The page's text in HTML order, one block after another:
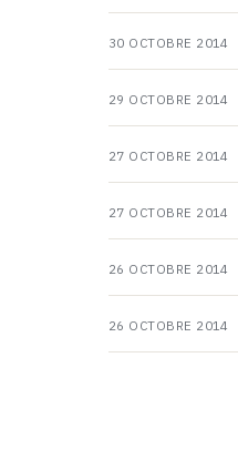
30 OCTOBRE 2014
29 OCTOBRE 2014
27 OCTOBRE 2014
27 OCTOBRE 2014
26 OCTOBRE 2014
26 OCTOBRE 2014